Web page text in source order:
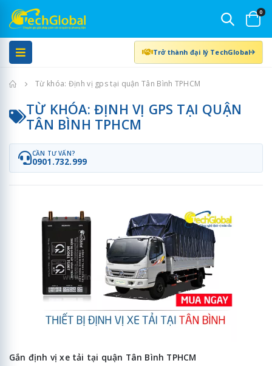
0
Trở thành đại lý TechGlobal
Trang chủTừ khóa: Định vị gps tại quận Tân Bình TPHCM
TỪ KHÓA: ĐỊNH VỊ GPS TẠI QUẬN
TÂN BÌNH TPHCM
CẦN TƯ VẤN?
0901.732.999
Gắn định vị xe tải tại quận Tân Bình TPHCM